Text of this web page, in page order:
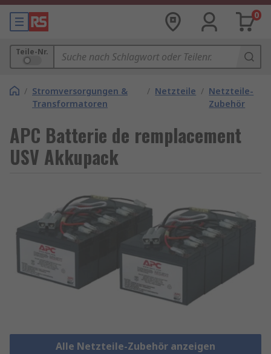
0
Teile-Nr.
/ Stromversorgungen &
Transformatoren
/ Netzteile / Netzteile-
Zubehör
APC Batterie de remplacement
USV Akkupack
Alle Netzteile-Zubehör anzeigen